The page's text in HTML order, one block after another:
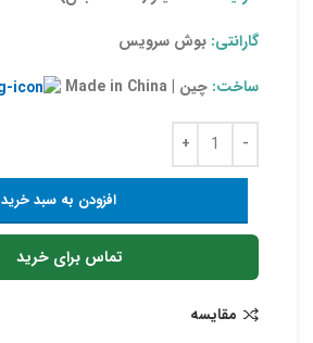
گارانتی: بوش سرویس
ساخت: چین | Made in China
افزودن به سبد خرید
تماس برای خرید
مقایسه